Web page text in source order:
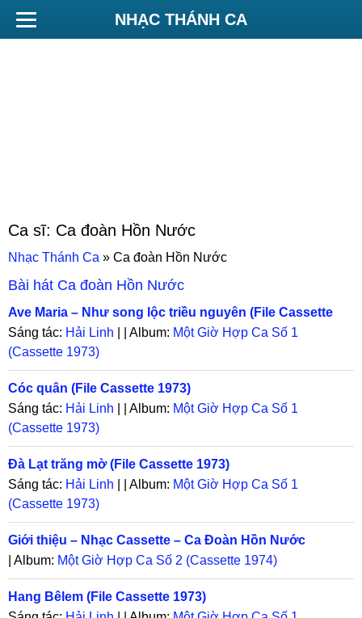
NHẠC THÁNH CA
Ca sĩ: Ca đoàn Hồn Nước
Nhạc Thánh Ca » Ca đoàn Hồn Nước
Bài hát Ca đoàn Hồn Nước
Ave Maria – Như song lộc triều nguyên (File Cassette
1973)
Sáng tác: Hải Linh | | Album: Một Giờ Hợp Ca Số 1
(Cassette 1973)
Cóc quân (File Cassette 1973)
Sáng tác: Hải Linh | | Album: Một Giờ Hợp Ca Số 1
(Cassette 1973)
Đà Lạt trăng mờ (File Cassette 1973)
Sáng tác: Hải Linh | | Album: Một Giờ Hợp Ca Số 1
(Cassette 1973)
Giới thiệu – Nhạc Cassette – Ca Đoàn Hồn Nước
| Album: Một Giờ Hợp Ca Số 2 (Cassette 1974)
Hang Bêlem (File Cassette 1973)